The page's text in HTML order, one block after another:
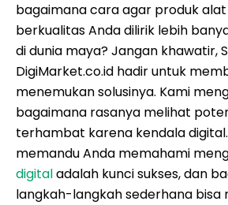
bagaimana cara agar produk
berkualitas Anda dilirik lebih
di dunia maya?Jangan khawatir,
DigiMarket.co.id hadir untuk
menemukan solusinya. Kami
bagaimana rasanya melihat
terhambat karena kendala
memandu Anda memahami
digitaladalah kunci sukses, dan
langkah-langkah sederhana bisa